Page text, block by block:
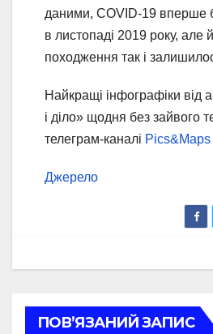
даними, COVID-19 вперше
в листопаді 2019 року, але
походження так і
Найкращі інфографіки від
і діло» щодня без зайвого
телеграм-каналі Pics&Maps
Джерело
ПОВ’ЯЗАНИЙ ЗАПИС